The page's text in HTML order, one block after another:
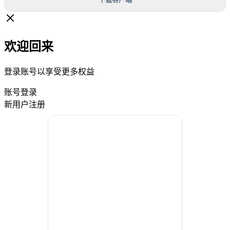
欢迎回来
登录账号以享受更多权益
账号登录
新用户注册